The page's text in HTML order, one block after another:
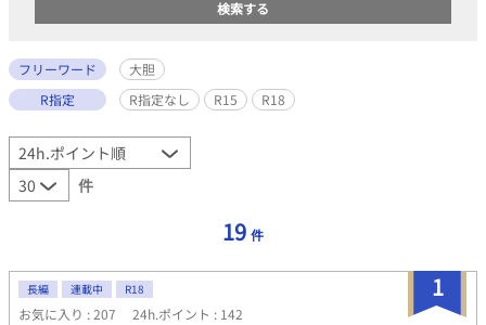
フリーワード
大胆
R指定
R指定なし R15 R18
件
19 件
1
長編 連載中 R18
お気に入り : 207 24h.ポイント : 142